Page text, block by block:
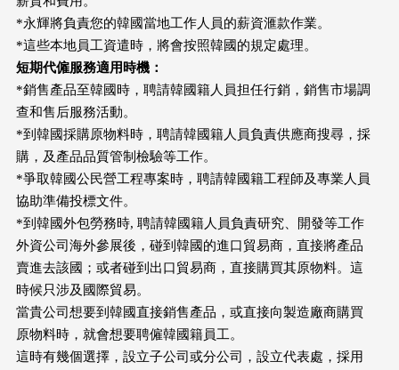
*永輝將負責您的韓國當地工作人員的薪資滙款作業。
*這些本地員工資遣時，將會按照韓國的規定處理。
短期代僱服務適用時機：
*銷售產品至韓國時，聘請韓國籍人員担任行銷，銷售市場調
查和售后服務活動。
*到韓國採購原物料時，聘請韓國籍人員負責供應商搜尋，採
購，及產品品質管制檢驗等工作。
*爭取韓國公民營工程專案時，聘請韓國籍工程師及專業人員
協助準備投標文件。
*到韓國外包勞務時, 聘請韓國籍人員負責研究、開發等工作
外資公司海外參展後，碰到韓國的進口貿易商，直接將產品
賣進去該國；或者碰到出口貿易商，直接購買其原物料。這
時候只涉及國際貿易。
當貴公司想要到韓國直接銷售產品，或直接向製造廠商購買
原物料時，就會想要聘僱韓國籍員工。
這時有幾個選擇，設立子公司或分公司，設立代表處，採用